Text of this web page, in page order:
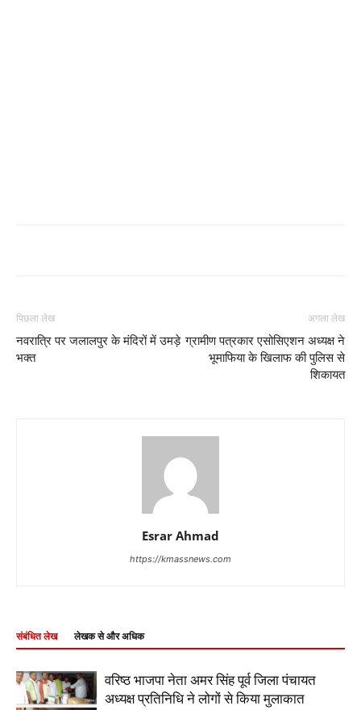
पिछला लेख
नवरात्रि पर जलालपुर के मंदिरों में उमड़े
भक्त
अगला लेख
ग्रामीण पत्रकार एसोसिएशन अध्यक्ष ने
भूमाफिया के खिलाफ की पुलिस से
शिकायत
Esrar Ahmad
https://kmassnews.com
संबंधित लेख लेखक से और अधिक
वरिष्ठ भाजपा नेता अमर सिंह पूर्व जिला पंचायत
अध्यक्ष प्रतिनिधि ने लोगों से किया मुलाकात